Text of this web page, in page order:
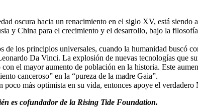
oscura hacia un renacimiento en el siglo XV, está siendo
y China para el crecimiento y el desarrollo, bajo la
los principios universales, cuando la humanidad buscó
Da Vinci. La explosión de nuevas tecnologías que
el mayor aumento de población en la historia. Este
canceroso” en la “pureza de la madre Gaia”.
más optimista en su vida, entonces apoye el
es cofundador de la Rising Tide Foundation.